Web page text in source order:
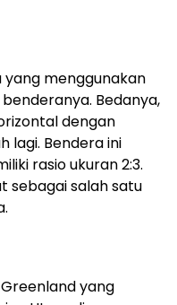
yang menggunakan
Bedanya,
dengan
lagi. Benderaini
rasio ukuran 2:3.
sebagai salah satu
.
Greenlandyang